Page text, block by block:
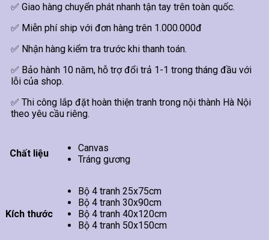
✅ Giao hàng chuyển phát nhanh tận tay trên toàn quốc.
✅ Miễn phí ship với đơn hàng trên 1.000.000đ
✅ Nhận hàng kiểm tra trước khi thanh toán.
✅ Bảo hành 10 năm, hỗ trợ đổi trả 1-1 trong tháng đầu với
lỗi của shop.
✅ Thi công lắp đặt hoàn thiện tranh trong nội thành Hà Nội
theo yêu cầu riêng.
Chất liệu
Canvas
Tráng gương
Kích thước
Bộ 4 tranh 25x75cm
Bộ 4 tranh 30x90cm
Bộ 4 tranh 40x120cm
Bộ 4 tranh 50x150cm